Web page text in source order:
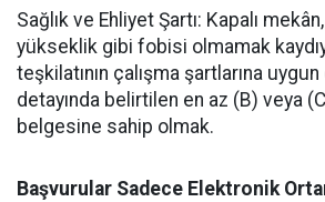
​Sağlık ve Ehliyet Şartı: Kapalı
yükseklik gibi fobisi olmamak
teşkilatının çalışma şartlarına
detayında belirtilen en az (B) veya
belgesine sahip olmak.
​Başvurular Sadece Elektronik